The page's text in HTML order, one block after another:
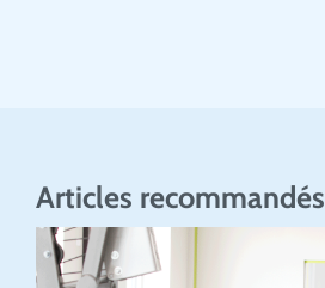
Articles recommandés